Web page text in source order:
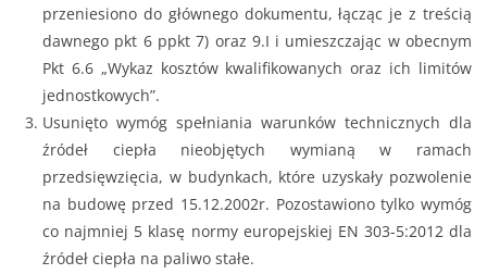
przeniesiono do głównego dokumentu, łącząc je z treścią
dawnego pkt 6 ppkt 7) oraz 9.I i umieszczając w obecnym
Pkt 6.6 „Wykaz kosztów kwalifikowanych oraz ich limitów
jednostkowych”.
Usunięto wymóg spełniania warunków technicznych dla
źródeł ciepła nieobjętych wymianą w ramach
przedsięwzięcia, w budynkach, które uzyskały pozwolenie
na budowę przed 15.12.2002r. Pozostawiono tylko wymóg
co najmniej 5 klasę normy europejskiej EN 303-5:2012 dla
źródeł ciepła na paliwo stałe.